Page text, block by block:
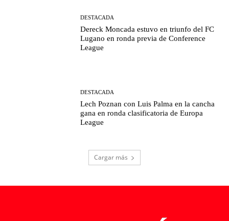
DESTACADA
Dereck Moncada estuvo en triunfo del FC
Lugano en ronda previa de Conference
League
DESTACADA
Lech Poznan con Luis Palma en la cancha
gana en ronda clasificatoria de Europa
League
Cargar más